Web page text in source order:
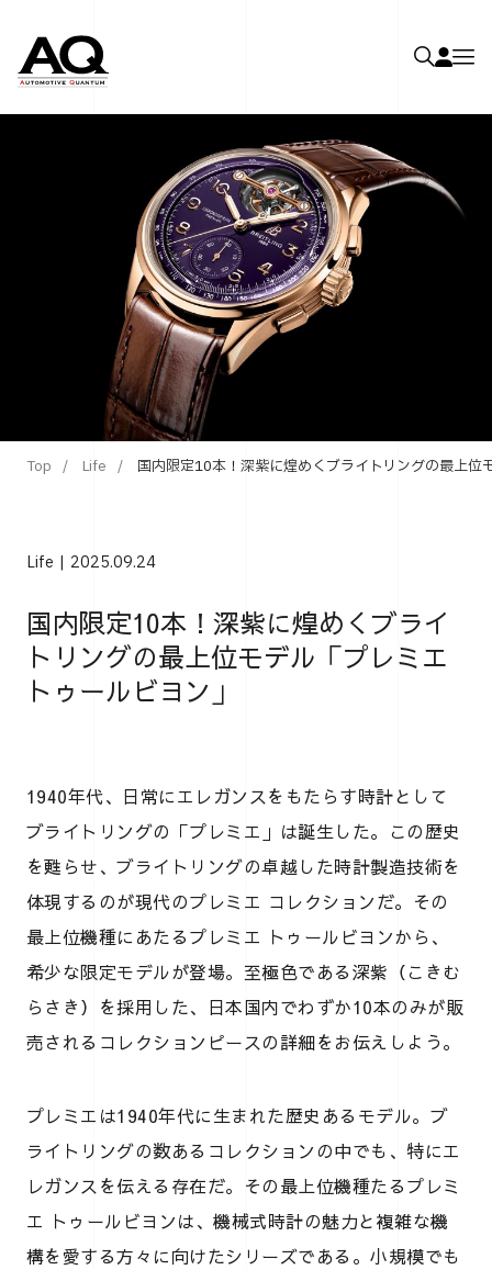
Top Life 国内限定10本！深紫に煌めくブライトリングの最上位
Life 2025.09.24
国内限定10本！深紫に煌めくブライ
トリングの最上位モデル「プレミエ
トゥールビヨン」
1940年代、日常にエレガンスをもたらす時計として
ブライトリングの「プレミエ」は誕生した。この歴史
を甦らせ、ブライトリングの卓越した時計製造技術を
体現するのが現代のプレミエ コレクションだ。その
最上位機種にあたるプレミエ トゥールビヨンから、
希少な限定モデルが登場。至極色である深紫（こきむ
らさき）を採用した、日本国内でわずか10本のみが販
売されるコレクションピースの詳細をお伝えしよう。
プレミエは1940年代に生まれた歴史あるモデル。ブ
ライトリングの数あるコレクションの中でも、特にエ
レガンスを伝える存在だ。その最上位機種たるプレミ
エ トゥールビヨンは、機械式時計の魅力と複雑な機
構を愛する方々に向けたシリーズである。小規模でも